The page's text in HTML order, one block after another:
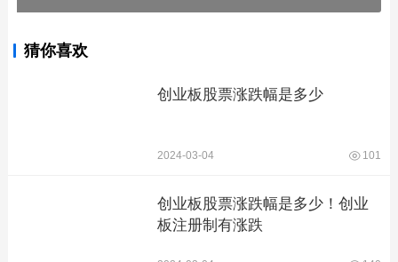
猜你喜欢
创业板股票涨跌幅是多少
2024-03-04 101
创业板股票涨跌幅是多少！创业
板注册制有涨跌